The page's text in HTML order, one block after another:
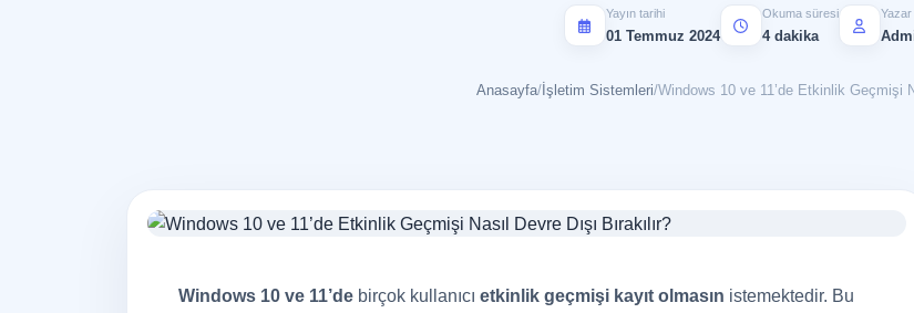
Yayın tarihi
01 Temmuz 2024
Okuma süresi
4 dakika
Yazar
Anasayfa/ İşletim Sistemleri/
Windows 10 ve 11’de birçok kullanıcı etkinlik geçmişi kayıt olmasın istemektedir. Bu